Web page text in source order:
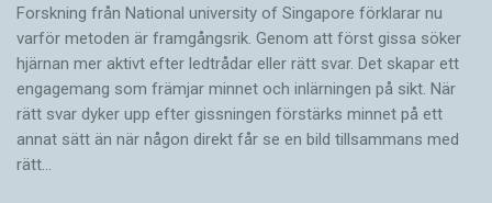
Forskning från National university of Singa­pore förklarar nu
varför metoden är framgångsrik. Genom att först gissa ­söker
hjärnan mer aktivt ­efter ledtrådar eller rätt svar. Det skapar ett
engagemang som främjar minnet och inlärningen på sikt. När
rätt svar dyker upp efter gissningen förstärks minnet på ett
annat sätt än när någon direkt får se en bild tillsammans med
rätt…